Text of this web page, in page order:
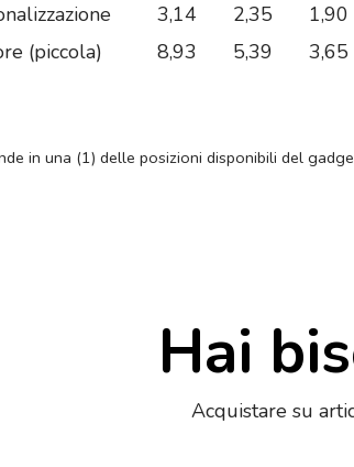
3,14 2,35 1,90
(piccola)
8,93 5,39 3,65
in una (1) delle posizioni disponibili del
Hai
Acquistare su